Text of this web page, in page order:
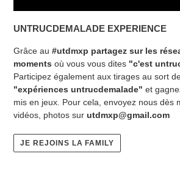
UNTRUCDEMALADE EXPERIENCE
Grâce au #utdmxp partagez sur les
moments où vous vous dites "c'est
Participez également aux tirages au sort
"expériences untrucdemalade" et
mis en jeux. Pour cela, envoyez nous dès
vidéos, photos sur utdmxp@gmail.com
JE REJOINS LA FAMILY